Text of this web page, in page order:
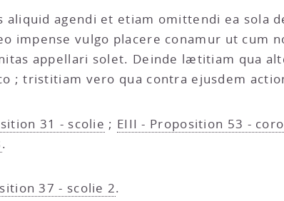
aliquid agendi et etiam omittendi ea sola
impense vulgo placere conamur ut cum
appellari solet. Deinde lætitiam qua
; tristitiam vero qua contra ejusdem
31 - scolie ; EIII - Proposition 53 -
.
37 - scolie 2.